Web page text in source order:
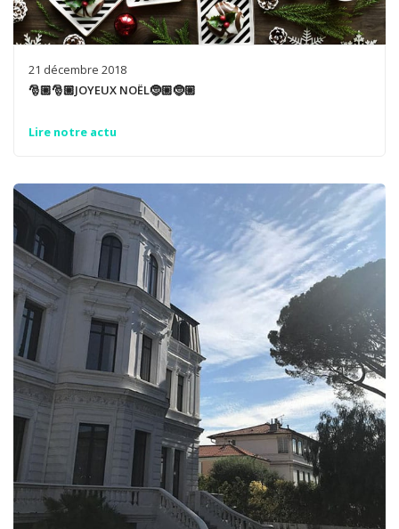
21 décembre 2018
🎅🏼🎅🏼JOYEUX NOËL🤶🏼🤶🏼
Lire notre actu